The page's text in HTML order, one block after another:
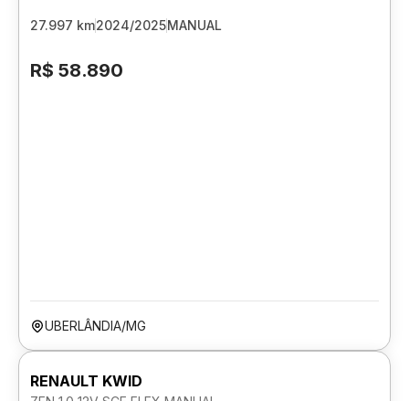
27.997 km2024/2025MANUAL
R$ 58.890
UBERLÂNDIA/MG
RENAULT KWID